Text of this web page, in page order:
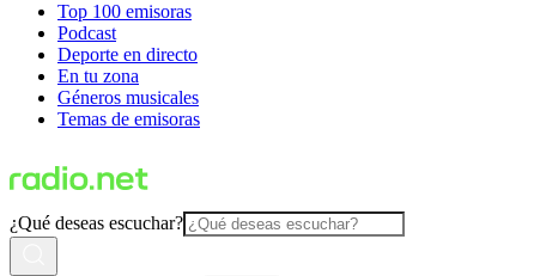
Top 100 emisoras
Podcast
Deporte en directo
En tu zona
Géneros musicales
Temas de emisoras
¿Qué deseas escuchar?